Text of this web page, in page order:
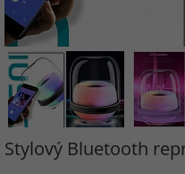
Stylový Bluetooth